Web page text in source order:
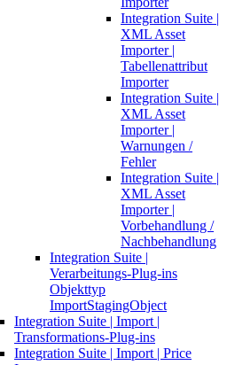
Integration Suite |
XML Asset
Importer |
Tabellenattribut
Importer
Integration Suite |
XML Asset
Importer |
Warnungen /
Fehler
Integration Suite |
XML Asset
Importer |
Vorbehandlung /
Nachbehandlung
Integration Suite |
Verarbeitungs-Plug-ins
Objekttyp
ImportStagingObject
Integration Suite | Import |
Transformations-Plug-ins
Integration Suite | Import | Price